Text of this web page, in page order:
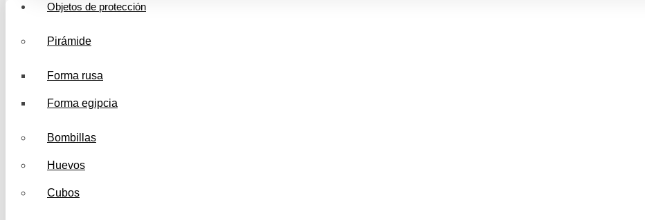
Objetos de protección
Pirámide
Forma rusa
Forma egipcia
Bombillas
Huevos
Cubos